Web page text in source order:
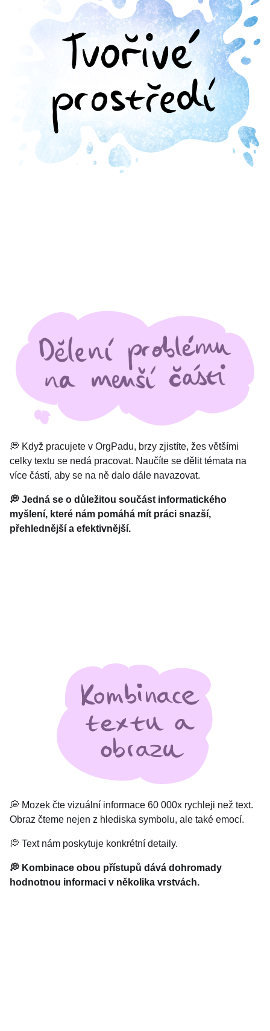
💭 Když pracujete v OrgPadu, brzy zjistíte, žes většími
celky textu se nedá pracovat. Naučíte se dělit témata na
více částí, aby se na ně dalo dále navazovat.
💭 Jedná se o důležitou součást informatického
myšlení, které nám pomáhá mít práci snazší,
přehlednější a efektivnější.
💭 Mozek čte vizuální informace 60 000x rychleji než text.
Obraz čteme nejen z hlediska symbolu, ale také emocí.
💭 Text nám poskytuje konkrétní detaily.
💭 Kombinace obou přístupů dává dohromady
hodnotnou informaci v několika vrstvách.